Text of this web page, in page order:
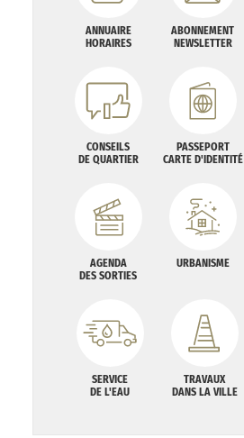
ANNUAIRE
HORAIRES
ABONNEMENT
NEWSLETTER
CONSEILS
DE QUARTIER
PASSEPORT
CARTE D'IDENTITÉ
AGENDA
DES SORTIES
URBANISME
SERVICE
DE L'EAU
TRAVAUX
DANS LA VILLE